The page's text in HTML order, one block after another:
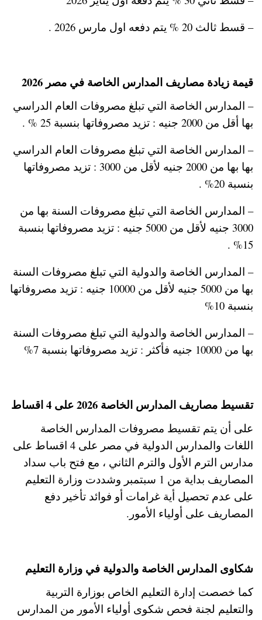
– قسط ثالث 20 % يتم دفعه اول مارس 2026 .
قيمة زيادة مصاريف المدارس الخاصة في مصر 2026
– المدارس الخاصة التي تبلغ مصروفات العام الدراسي
بها أقل من 2000 جنيه : تزيد مصروفاتها بنسبة 25 % .
– المدارس الخاصة التي تبلغ مصروفات العام الدراسي
بها بها من 2000 جنيه لأقل من 3000 : تزيد مصروفاتها
بنسبة 20% .
– المدارس الخاصة التي تبلغ مصروفات السنة بها من
3000 جنيه لأقل من 5000 جنيه : تزيد مصروفاتها بنسبة
15% .
– المدارس الخاصة والدولية التي تبلغ مصروفات السنة
بها من 5000 جنيه لأقل من 10000 جنيه : تزيد مصروفاتها
بنسبة 10%
– المدارس الخاصة والدولية التي تبلغ مصروفات السنة
بها من 10000 جنيه فأكثر : تزيد مصروفاتها بنسبة 7%
تقسيط مصاريف المدارس الخاصة 2026 على 4 اقساط
على أن يتم تقسيط مصروفات المدارس الخاصة
اللغات والمدارس الدولية في مصر على 4 اقساط على
مدارس الترم الأول والترم الثاني ، مع فتح باب سداد
المصاريف بداية من 1 سبتمبر وشددت وزارة التعليم
على عدم تحصيل أية غرامات أو فوائد تأخير دفع
المصاريف على أولياء الأمور.
شكاوى المدارس الخاصة والدولية في وزارة التعليم
كما خصصت إدارة التعليم الخاص بوزارة التربية
والتعليم لجنة فحص شكوى أولياء الأمور من المدارس